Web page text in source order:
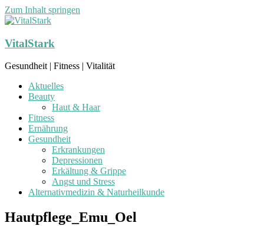
Zum Inhalt springen
VitalStark
Gesundheit | Fitness | Vitalität
Aktuelles
Beauty
Haut & Haar
Fitness
Ernährung
Gesundheit
Erkrankungen
Depressionen
Erkältung & Grippe
Angst und Stress
Alternativmedizin & Naturheilkunde
Hautpflege_Emu_Oel